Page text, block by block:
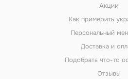
Акции
Как примерить
Персональный
Доставка и
Подобрать что-то
Отзывы